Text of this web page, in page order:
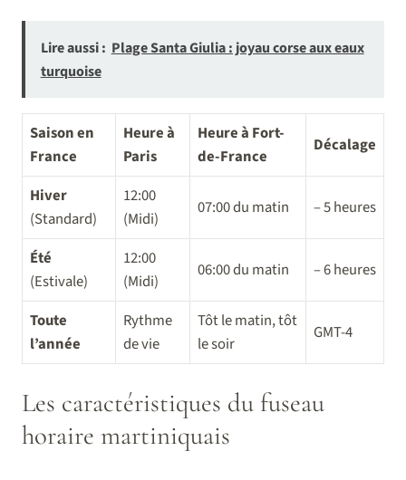
Lire aussi : Plage Santa Giulia : joyau corse aux eaux
turquoise
Saison en
France
Heure à
Paris
Heure à Fort-
de-France
Décalage
Hiver
(Standard)
12:00
(Midi)
07:00 du matin – 5 heures
Été
(Estivale)
12:00
(Midi)
06:00 du matin – 6 heures
Toute
l’année
Rythme
de vie
Tôt le matin, tôt
le soir
GMT-4
Les caractéristiques du fuseau
horaire martiniquais